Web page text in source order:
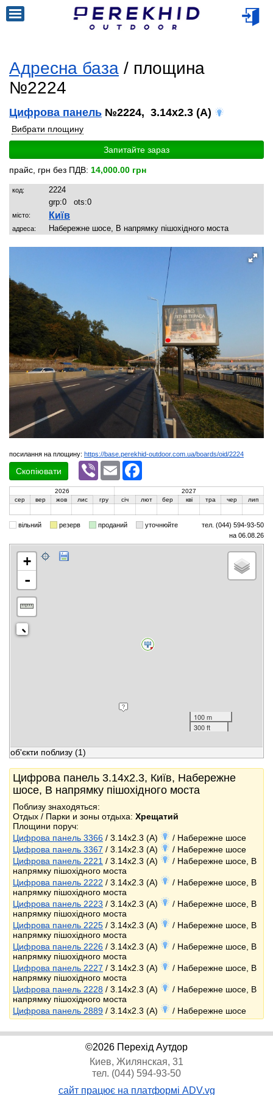
Адресна база / площина
№2224
Цифрова панель №2224, 3.14x2.3 (A)
Вибрати площину
Запитайте зараз
прайс, грн без ПДВ: 14,000.00 грн
код:
2224
grp:0 ots:0
місто: Київ
адреса: Набережне шосе, В напрямку пішохідного моста
посилання на площину: https://base.perekhid-outdoor.com.ua/boards/oid/2224
Скопіювати
Viber Email
2026
2027
сер
вер жов лис гру січ лют бер кві тра чер лип
вільний резерв проданий уточнюйте
тел. (044) 594-93-50
на 06.08.26
+
-
100 m
300 ft
об'єкти поблизу (1)
Цифрова панель 3.14x2.3, Київ, Набережне
шосе, В напрямку пішохідного моста
Поблизу знаходяться:
Отдых / Парки и зоны отдыха: Хрещатий
Площини поруч:
Цифрова панель 3366 / 3.14x2.3 (A)
/ Набережне шосе
Цифрова панель 3367 / 3.14x2.3 (A)
/ Набережне шосе
Цифрова панель 2221 / 3.14x2.3 (A)
/ Набережне шосе, В
напрямку пішохідного моста
Цифрова панель 2222 / 3.14x2.3 (A)
/ Набережне шосе, В
напрямку пішохідного моста
Цифрова панель 2223 / 3.14x2.3 (A)
/ Набережне шосе, В
напрямку пішохідного моста
Цифрова панель 2225 / 3.14x2.3 (A)
/ Набережне шосе, В
напрямку пішохідного моста
Цифрова панель 2226 / 3.14x2.3 (A)
/ Набережне шосе, В
напрямку пішохідного моста
Цифрова панель 2227 / 3.14x2.3 (A)
/ Набережне шосе, В
напрямку пішохідного моста
Цифрова панель 2228 / 3.14x2.3 (A)
/ Набережне шосе, В
напрямку пішохідного моста
Цифрова панель 2889 / 3.14x2.3 (A) / Набережне шосе
©2026 Перехід Аутдор
Киев, Жилянская, 31
тел. (044) 594-93-50
сайт працює на платформі ADV.vg